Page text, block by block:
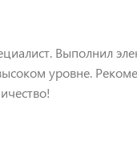
Выполнил
уровне.